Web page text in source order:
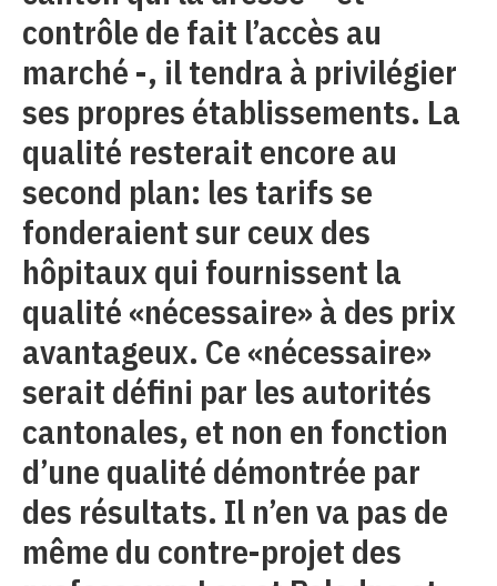
contrôle de fait l’accès au
marché -, il tendra à privilégier
ses propres établissements. La
qualité resterait encore au
second plan: les tarifs se
fonderaient sur ceux des
hôpitaux qui fournissent la
qualité «nécessaire» à des prix
avantageux. Ce «nécessaire»
serait défini par les autorités
cantonales, et non en fonction
d’une qualité démontrée par
des résultats. Il n’en va pas de
même du contre-projet des